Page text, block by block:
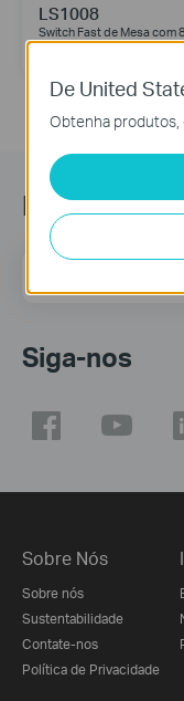
LS1008
Switch Fast de Mesa com 8
portas
Newsletter
Siga-nos
Sobre Nós
Sobre nós
Sustentabilidade
Contate-nos
Política de Privacidade
De United
Obtenha produtos,